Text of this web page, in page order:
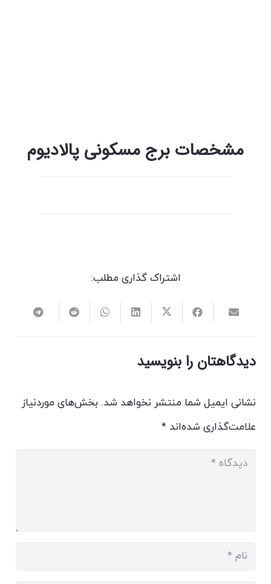
مشخصات برج مسکونی پالادیوم
اشتراک گذاری مطلب:
دیدگاهتان را بنویسید
نشانی ایمیل شما منتشر نخواهد شد. بخش‌های موردنیاز
علامت‌گذاری شده‌اند*